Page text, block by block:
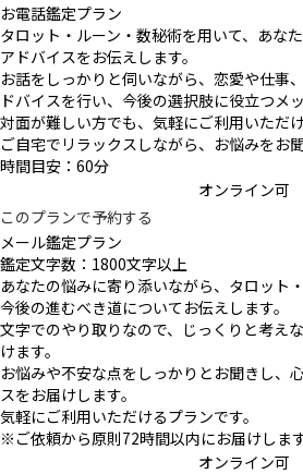
お電話鑑定プラン
タロット・ルーン・数秘術を用いて、あな
アドバイスをお伝えします。
お話をしっかりと伺いながら、恋愛や仕事
ドバイスを行い、今後の選択肢に役立つメ
対面が難しい方でも、気軽にご利用いただけ
ご自宅でリラックスしながら、お悩みをお
時間目安：60分
オンライン可
このプランで予約する
メール鑑定プラン
鑑定文字数：1800文字以上
あなたの悩みに寄り添いながら、タロット
今後の進むべき道についてお伝えします。
文字でのやり取りなので、じっくりと考え
けます。
お悩みや不安な点をしっかりとお聞きし、
スをお届けします。
気軽にご利用いただけるプランです。
※ご依頼から原則72時間以内にお届けします
オンライン可